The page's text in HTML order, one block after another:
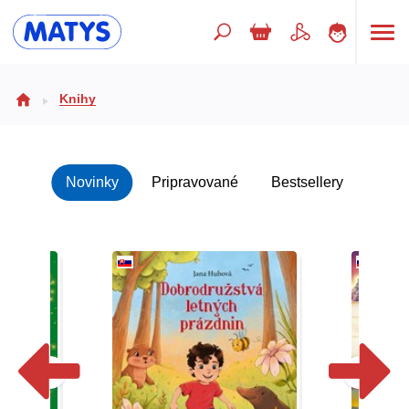
Doplnkový sortiment
Poézia
Populárno - náučné pre deti
Predškoláci
Výchova a pedagogika
Knihy
Novinky Pripravované Bestsellery